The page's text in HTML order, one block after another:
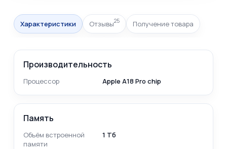
Характеристики Отзывы25 Получение товара
Производительность
Процессор Apple A18 Pro chip
Память
Объём встроенной
памяти
1 Тб